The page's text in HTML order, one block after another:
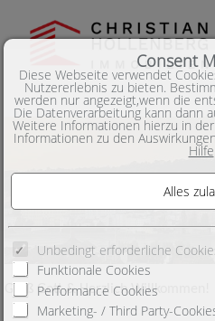
Grüß Gott & Herzlich Willkommen!
Consent
Diese Webseite verwendet
Nutzererlebnis zu bieten.
werden nur angezeigt,wenn die
Die Datenverarbeitung kann dann
Weitere Informationen hierzu in
Informationen zu den
Hilfe
Unbedingt erforderliche
Funktionale Cookies
Performance Cookies
Marketing- / Third Party-